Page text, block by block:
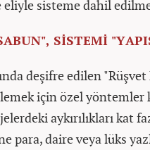
sisteme dahil
SİSTEMİ
deşifre edilen
için özel yöntemler
aykırılıkları kat
para, daire veya lüks